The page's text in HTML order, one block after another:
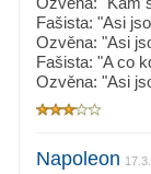
Fašista: "Asi
Ozvěna: "Asi
Fašista: "A co
Ozvěna: "Asi
Napoleon